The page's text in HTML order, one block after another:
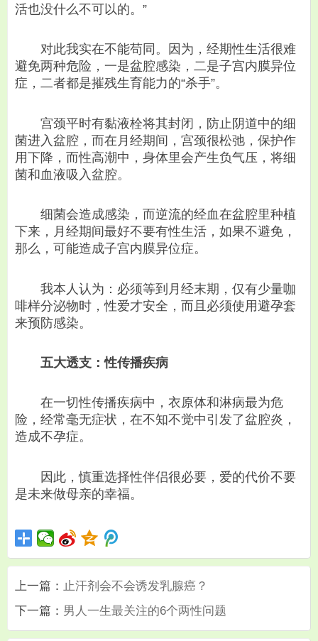
活也没什么不可以的。”
对此我实在不能苟同。因为，经期性生活很难
避免两种危险，一是盆腔感染，二是子宫内膜异位
症，二者都是摧残生育能力的“杀手”。
宫颈平时有黏液栓将其封闭，防止阴道中的细
菌进入盆腔，而在月经期间，宫颈很松弛，保护作
用下降，而性高潮中，身体里会产生负气压，将细
菌和血液吸入盆腔。
细菌会造成感染，而逆流的经血在盆腔里种植
下来，月经期间最好不要有性生活，如果不避免，
那么，可能造成子宫内膜异位症。
我本人认为：必须等到月经末期，仅有少量咖
啡样分泌物时，性爱才安全，而且必须使用避孕套
来预防感染。
五大透支：性传播疾病
在一切性传播疾病中，衣原体和淋病最为危
险，经常毫无症状，在不知不觉中引发了盆腔炎，
造成不孕症。
因此，慎重选择性伴侣很必要，爱的代价不要
是未来做母亲的幸福。
上一篇： 止汗剂会不会诱发乳腺癌？
下一篇： 男人一生最关注的6个两性问题